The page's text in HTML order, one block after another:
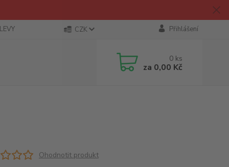
CZK Přihlášení
0 ks
za 0,00 Kč
Ohodnotit produkt